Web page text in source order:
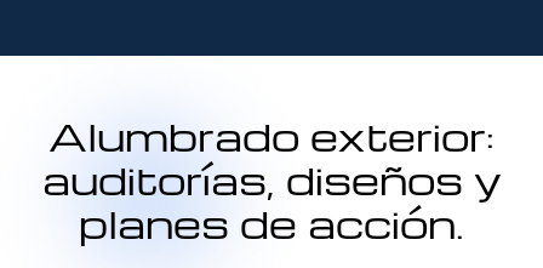
Alumbrado exterior:
auditorías, diseños y
planes de acción.